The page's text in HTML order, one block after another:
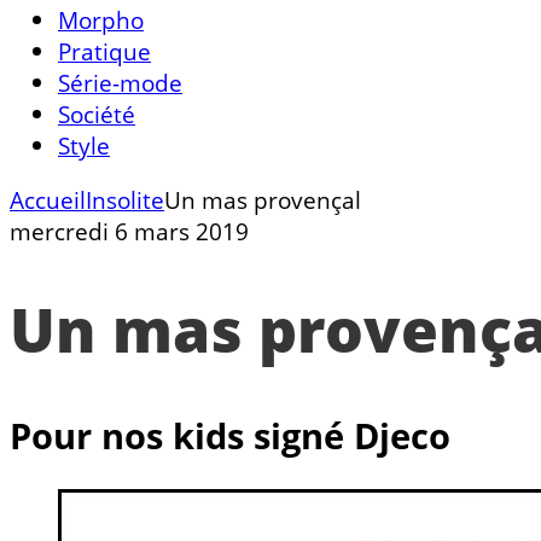
Morpho
Pratique
Série-mode
Société
Style
AccueilInsoliteUn mas provençal
mercredi 6 mars 2019
Un mas
Pour nos kids signé Djeco